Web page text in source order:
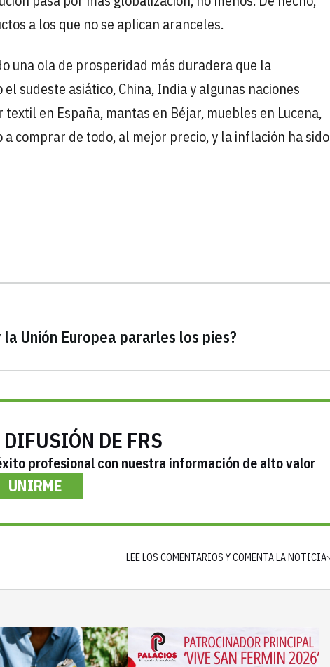
a los que no se aplican aranceles.
una ola de prosperidad más duradera que la
sudeste asiático, China, India y algunas naciones
en España, mantas en Béjar, muebles en Lucena,
comprar de todo, al mejor precio, y la inflación ha sido
Unión Europea pararles los pies?
DE FRS
profesional con nuestra información de alto valor
UNIRME
LEE LOS COMENTARIOS Y COMENTA LA NOTICIA